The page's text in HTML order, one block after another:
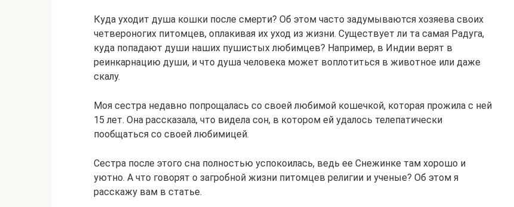
Куда уходит душа кошки после смерти? Об этом часто задумываются хозяева своих
четвероногих питомцев, оплакивая их уход из жизни. Существует ли та самая Радуга,
куда попадают души наших пушистых любимцев? Например, в Индии верят в
реинкарнацию души, и что душа человека может воплотиться в животное или даже
скалу.
Моя сестра недавно попрощалась со своей любимой кошечкой, которая прожила с ней
15 лет. Она рассказала, что видела сон, в котором ей удалось телепатически
пообщаться со своей любимицей.
Сестра после этого сна полностью успокоилась, ведь ее Снежинке там хорошо и
уютно. А что говорят о загробной жизни питомцев религии и ученые? Об этом я
расскажу вам в статье.